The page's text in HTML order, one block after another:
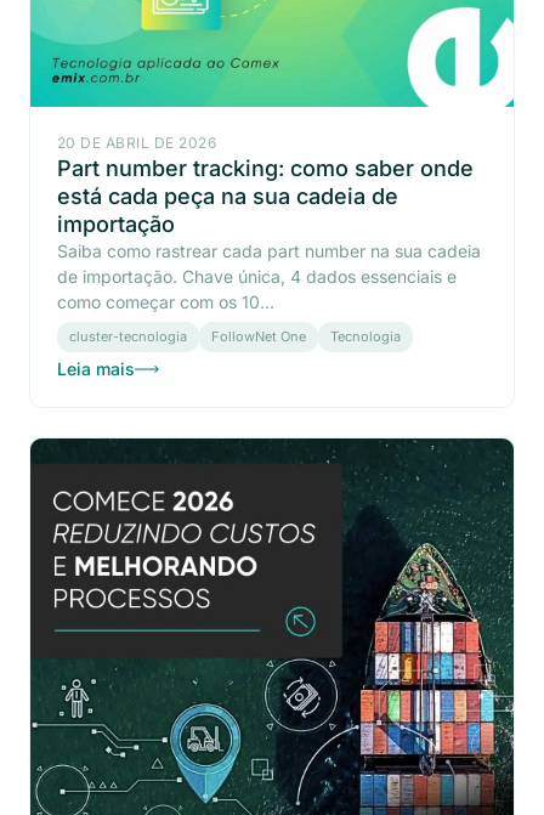
20 DE ABRIL DE 2026
Part number tracking: como saber onde
está cada peça na sua cadeia de
importação
Saiba como rastrear cada part number na sua cadeia
de importação. Chave única, 4 dados essenciais e
como começar com os 10...
cluster-tecnologia FollowNet One Tecnologia
Leia mais